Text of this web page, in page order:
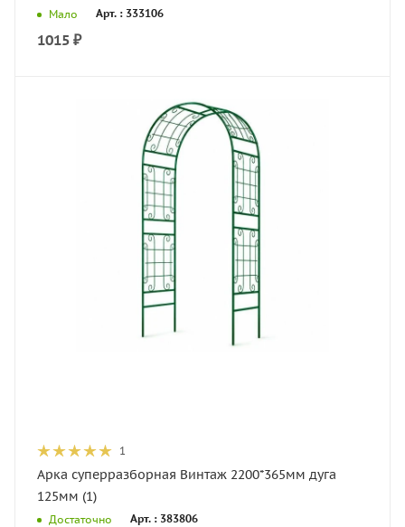
Мало Арт. : 333106
1015 ₽
1
Арка суперразборная Винтаж 2200*365мм дуга
125мм (1)
Достаточно Арт. : 383806